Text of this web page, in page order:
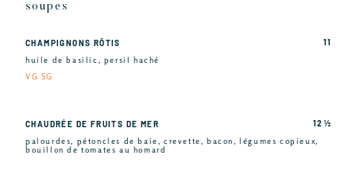
soupes
CHAMPIGNONS RÔTIS
huile de basilic, persil haché
VG SG
11
CHAUDRÉE DE FRUITS DE MER
palourdes, pétoncles de baie, crevette, bacon, légumes copieux,
bouillon de tomates au homard
12 ½